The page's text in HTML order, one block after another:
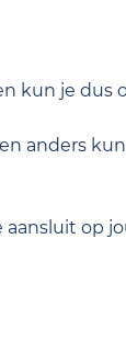
kun je dus
anders
aansluit op